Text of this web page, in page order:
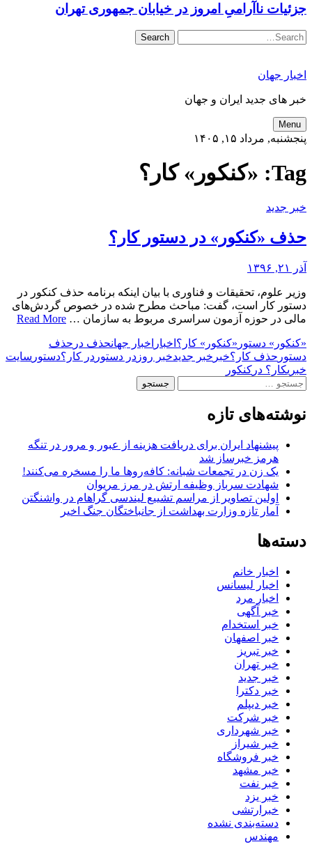
جزئیات ناآرامیِ امروز در خیابان جمهوری تهران
Search
اخبار جهان
خبر های جدید ایران و جهان
Menu
پنجشنبه, مرداد ۱۵, ۱۴۰۵
Tag: «کنکور» کار؟
خبر جدید
حذف «کنکور» در دستور کار؟
آذر ۲۱, ۱۳۹۶
وزیر علوم، تحقیقات و فناوری با بیان اینکه برنامه حذف کنکور در
دستور کار است، گفت: مباحث مطرح شده در خصوص گردش‌های
مالی در حوزه آزمون سراسری مربوط به سازمان … Read More
«کنکور» دستور «کنکور» کار؟ اخبار اخبار جهانحذف در حذف
دستور حذف کار؟خبر خبر جدیدخبر روز در دستور در کار؟دستور سایت
خبریکار؟ در کنکور
جستجو
نوشته‌های تازه
پیشنهاد ایران برای دریافت هزینه از عبور و مرور در تنگه
هرمز خبرساز شد
یک زن در تجمعات شبانه: کافه‌روها ما را مسخره می‌کنند!
شهادت سرباز وظیفه ارتش در مرز مریوان
اولین تصاویر از مراسم تشییع لیندسی گراهام در واشنگتن
آمار تازه وزارت بهداشت از جانباختگان جنگ اخیر
دسته‌ها
اخبار خانم
اخبار لیسانس
اخبار مرد
خبر آگهی
خبر استخدام
خبر اصفهان
خبر تبریز
خبر تهران
خبر جدید
خبر دکترا
خبر دیپلم
خبر شرکت
خبر شهرداری
خبر شیراز
خبر فروشگاه
خبر مشهد
خبر نفت
خبر یزد
خبرارتشی
دسته‌بندی نشده
مهندس